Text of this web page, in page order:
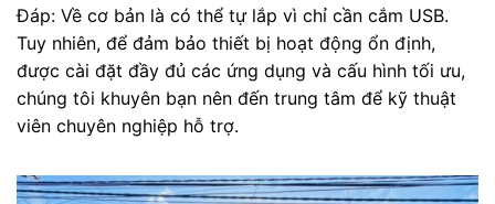
Đáp: Về cơ bản là có thể tự lắp vì chỉ cần cắm USB.
Tuy nhiên, để đảm bảo thiết bị hoạt động ổn định,
được cài đặt đầy đủ các ứng dụng và cấu hình tối ưu,
chúng tôi khuyên bạn nên đến trung tâm để kỹ thuật
viên chuyên nghiệp hỗ trợ.